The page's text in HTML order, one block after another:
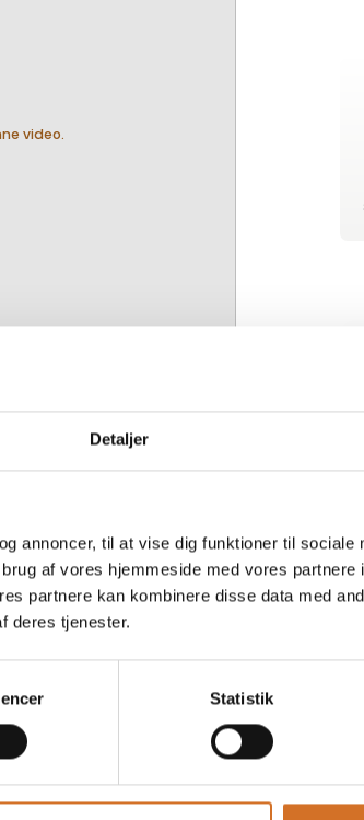
Detaljer
annoncer, til at vise dig funktioner til sociale
af vores hjemmeside med vores partnere
partnere kan kombinere disse data med
deres tjenester.
Statistik
video.
- Både som Cocktail &
Ginger - Både som
& Mocktail